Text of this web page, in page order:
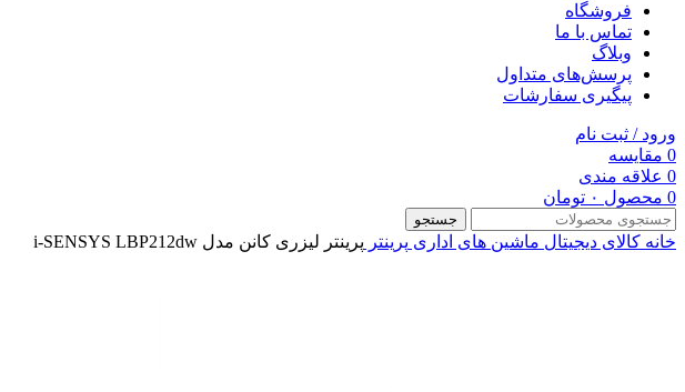
فروشگاه
تماس با ما
وبلاگ
پرسش‌های متداول
پیگیری سفارشات
ورود / ثبت نام
0 مقایسه
0 علاقه مندی
0 محصول ۰ تومان
جستجو
خانه کالای دیجیتال ماشین های اداری پرینتر پرینتر لیزری کانن مدل i-SENSYS LBP212dw